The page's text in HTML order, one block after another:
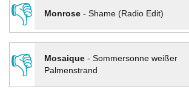
👎
Monrose- Shame (Radio Edit)
👎
Mosaique- Sommersonne weißer
Palmenstrand